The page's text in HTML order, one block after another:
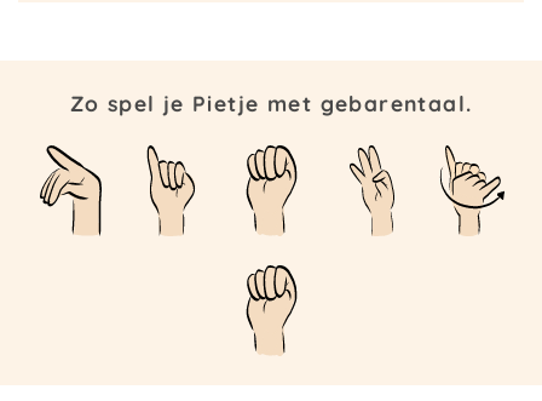
Zo spel je Pietje met gebarentaal.